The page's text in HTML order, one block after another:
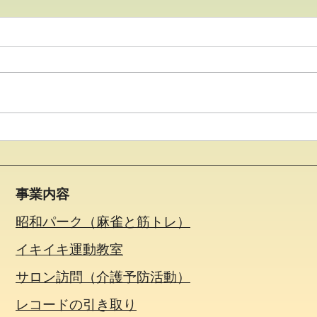
事業内容
昭和パーク（麻雀と筋トレ）
イキイキ運動教室
サロン訪問（介護予防活動）
​レコードの引き取り